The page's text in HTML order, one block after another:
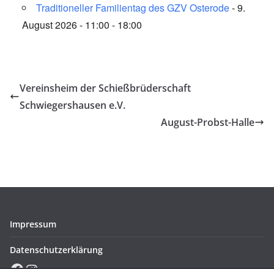
Traditioneller Familientag des GZV Osterode- 9.
August 2026 - 11:00 - 18:00
Vereinsheim der Schießbrüderschaft
Schwiegershausen e.V.
August-Probst-Halle
Impressum
Datenschutzerklärung